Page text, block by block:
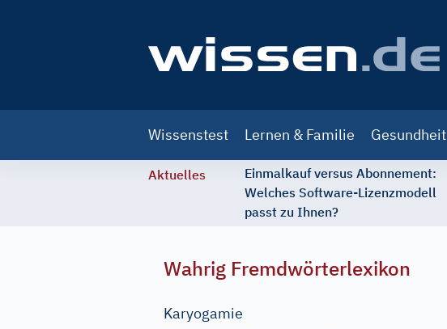
navigation
Wissenstest Lernen & Familie Gesundheit
Aktuelles
Einmalkauf versus Abonnement:
Welches Software-Lizenzmodell
passt zu Ihnen?
Wahrig Fremdwörterlexikon
Karyogamie